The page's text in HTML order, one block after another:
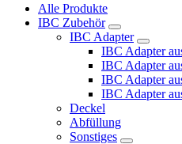
Alle Produkte
IBC Zubehör
IBC Adapter
IBC Adapter
IBC Adapter
IBC Adapter
IBC Adapter
Deckel
Abfüllung
Sonstiges